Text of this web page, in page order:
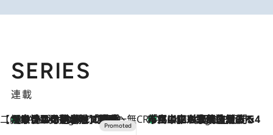
SERIES
連載
【CREA×星野リゾート】唯一無二。癒しと発見が待つ場所へ
7 Hours Ago
【トンボの足水浴】ヒノキの香りに包まれて涼感マックス！約13℃の湧水かけ流しを避暑地「星野温泉 トンボの湯」で体験 CREA'S CHOICE
9 Hours Ago
「立川にも歌舞伎があるんだよ」 片岡仁左衛門・市川中車ら豪華座組みで4年目の立川立飛歌舞伎へ